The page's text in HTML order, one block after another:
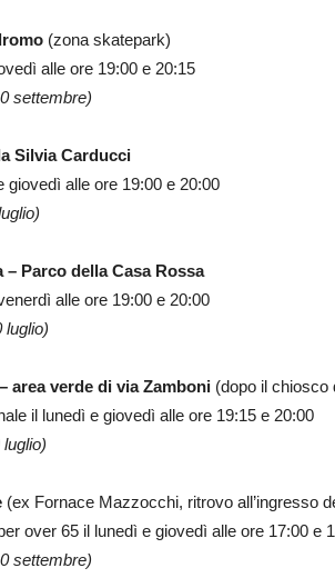
(zona skatepark)
alle ore 19:00 e 20:15
settembre)
Silvia Carducci
giovedì alle ore 19:00 e 20:00
– Parco della Casa Rossa
alle ore 19:00 e 20:00
luglio)
area verde di via Zamboni (dopo il chiosco
il lunedì e giovedì alle ore 19:15 e 20:00
luglio)
(ex Fornace Mazzocchi, ritrovo all’ingresso
over 65 il lunedì e giovedì alle ore 17:00 e
settembre)